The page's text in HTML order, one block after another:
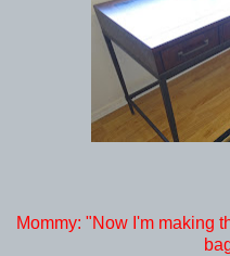
Mommy: "Now I'm making